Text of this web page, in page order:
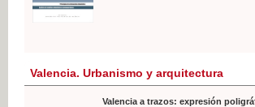
Valencia. Urbanismo y arquitectura
Valencia a trazos: expresión